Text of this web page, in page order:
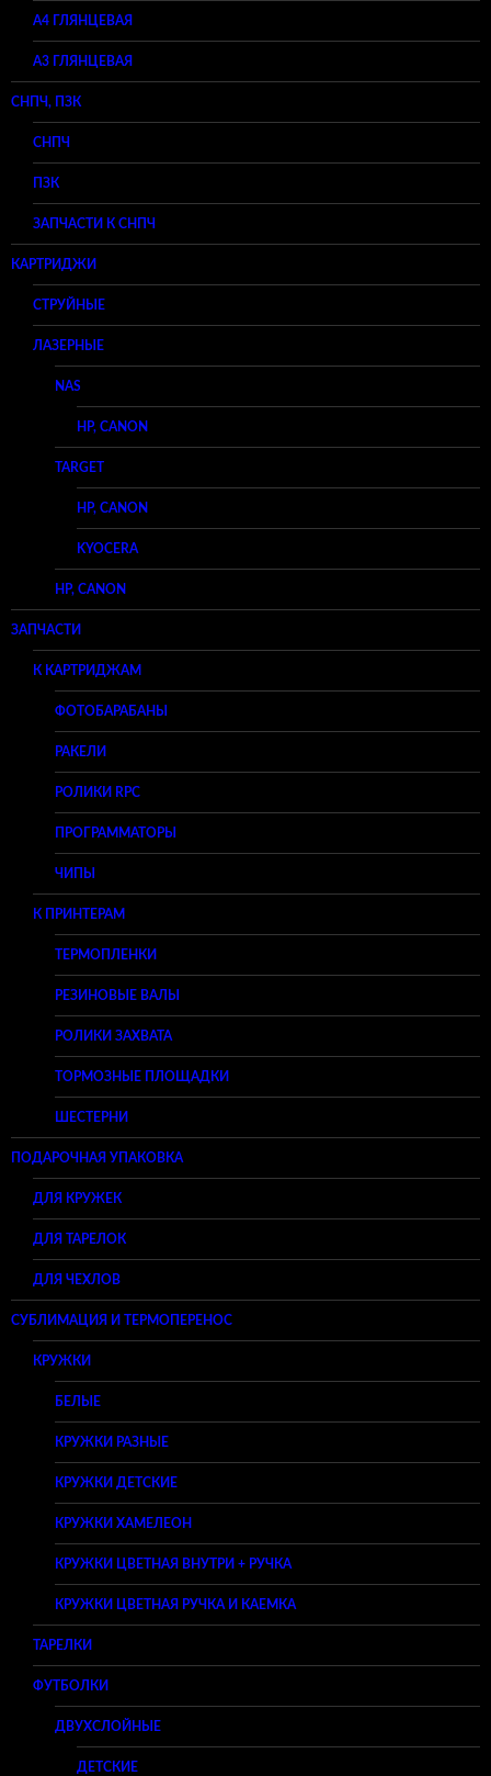
А4 ГЛЯНЦЕВАЯ
A3 ГЛЯНЦЕВАЯ
СНПЧ, ПЗК
СНПЧ
ПЗК
ЗАПЧАСТИ К СНПЧ
КАРТРИДЖИ
СТРУЙНЫЕ
ЛАЗЕРНЫЕ
NAS
HP, CANON
TARGET
HP, CANON
KYOCERA
HP, CANON
ЗАПЧАСТИ
К КАРТРИДЖАМ
ФОТОБАРАБАНЫ
РАКЕЛИ
РОЛИКИ RPC
ПРОГРАММАТОРЫ
ЧИПЫ
К ПРИНТЕРАМ
ТЕРМОПЛЕНКИ
РЕЗИНОВЫЕ ВАЛЫ
РОЛИКИ ЗАХВАТА
ТОРМОЗНЫЕ ПЛОЩАДКИ
ШЕСТЕРНИ
ПОДАРОЧНАЯ УПАКОВКА
ДЛЯ КРУЖЕК
ДЛЯ ТАРЕЛОК
ДЛЯ ЧЕХЛОВ
СУБЛИМАЦИЯ И ТЕРМОПЕРЕНОС
КРУЖКИ
БЕЛЫЕ
КРУЖКИ РАЗНЫЕ
КРУЖКИ ДЕТСКИЕ
КРУЖКИ ХАМЕЛЕОН
КРУЖКИ ЦВЕТНАЯ ВНУТРИ + РУЧКА
КРУЖКИ ЦВЕТНАЯ РУЧКА И КАЕМКА
ТАРЕЛКИ
ФУТБОЛКИ
ДВУХСЛОЙНЫЕ
ДЕТСКИЕ